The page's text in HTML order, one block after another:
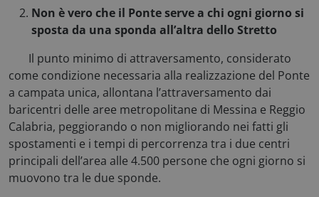
Non è vero che il Ponte serve a chi ogni giorno si
sposta da una sponda all’altra dello Stretto
Il punto minimo di attraversamento, considerato
come condizione necessaria alla realizzazione del Ponte
a campata unica, allontana l’attraversamento dai
baricentri delle aree metropolitane di Messina e Reggio
Calabria, peggiorando o non migliorando nei fatti gli
spostamenti e i tempi di percorrenza tra i due centri
principali dell’area alle 4.500 persone che ogni giorno si
muovono tra le due sponde.
.access.consulcesi.it
__cf_bm
Cloudflare Inc.
.hs-analytics.net